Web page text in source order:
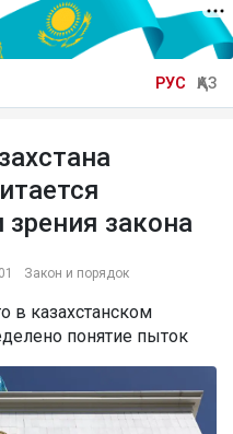
РУС ҚАЗ
закона
Закон и порядок
в казахстанском
понятие пыток